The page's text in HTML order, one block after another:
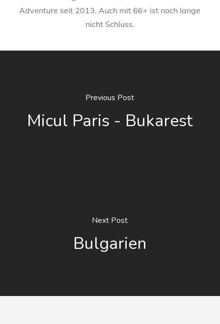
Adventure seit 2013. Auch mit 66+ ist noch lange
nicht Schluss.
Previous Post
Micul Paris - Bukarest
Next Post
Bulgarien